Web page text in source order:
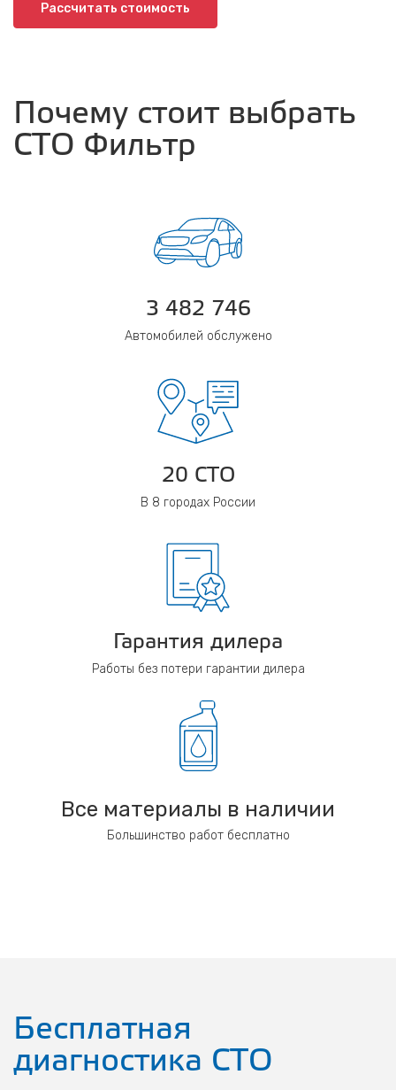
Рассчитать стоимость
Почему стоит выбрать
СТО Фильтр
3 482 746
Автомобилей обслужено
20 СТО
В 8 городах России
Гарантия дилера
Работы без потери гарантии дилера
Все материалы в наличии
Большинство работ бесплатно
Бесплатная
диагностика СТО